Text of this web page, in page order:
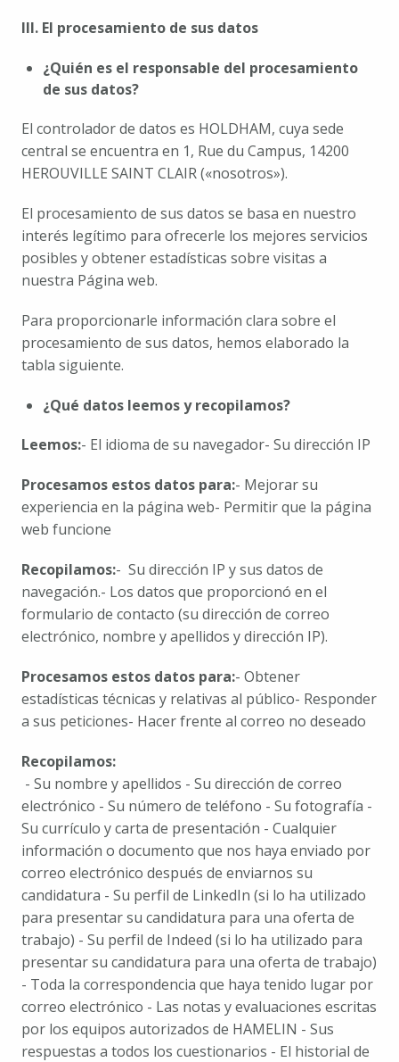
III. El procesamiento de sus datos
¿Quién es el responsable del procesamiento
de sus datos?
El controlador de datos es HOLDHAM, cuya sede
central se encuentra en 1, Rue du Campus, 14200
HEROUVILLE SAINT CLAIR («nosotros»).
El procesamiento de sus datos se basa en nuestro
interés legítimo para ofrecerle los mejores servicios
posibles y obtener estadísticas sobre visitas a
nuestra Página web.
Para proporcionarle información clara sobre el
procesamiento de sus datos, hemos elaborado la
tabla siguiente.
¿Qué datos leemos y recopilamos?
Leemos:- El idioma de su navegador- Su dirección IP
Procesamos estos datos para:- Mejorar su
experiencia en la página web- Permitir que la página
web funcione
Recopilamos:-  Su dirección IP y sus datos de
navegación.- Los datos que proporcionó en el
formulario de contacto (su dirección de correo
electrónico, nombre y apellidos y dirección IP).
Procesamos estos datos para:- Obtener
estadísticas técnicas y relativas al público- Responder
a sus peticiones- Hacer frente al correo no deseado
Recopilamos:
- Su nombre y apellidos - Su dirección de correo
electrónico - Su número de teléfono - Su fotografía -
Su currículo y carta de presentación - Cualquier
información o documento que nos haya enviado por
correo electrónico después de enviarnos su
candidatura - Su perfil de LinkedIn (si lo ha utilizado
para presentar su candidatura para una oferta de
trabajo) - Su perfil de Indeed (si lo ha utilizado para
presentar su candidatura para una oferta de trabajo)
- Toda la correspondencia que haya tenido lugar por
correo electrónico - Las notas y evaluaciones escritas
por los equipos autorizados de HAMELIN - Sus
respuestas a todos los cuestionarios - El historial de